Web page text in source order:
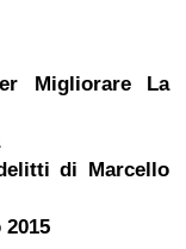
Migliorare La
di Marcello